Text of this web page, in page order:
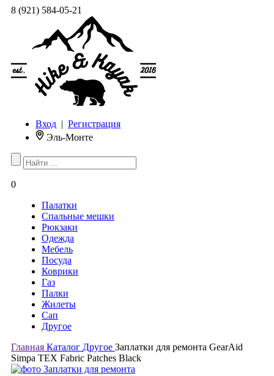
8 (921) 584-05-21
Вход | Регистрация
Эль-Монте
0
Палатки
Спальные мешки
Рюкзаки
Одежда
Мебель
Посуда
Коврики
Газ
Палки
Жилеты
Сап
Другое
Главная Каталог Другое Заплатки для ремонта GearAid
Simpa TEX Fabric Patches Black